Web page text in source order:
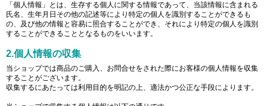
「個人情報」とは、生存する個人に関する情報であって、当該情報に含まれる
氏名、生年月日その他の記述等により特定の個人を識別することができるも
の、及び他の情報と容易に照合することができ、それにより特定の個人を識別
することができることとなるものをいいます。
2.個人情報の収集
当ショップでは商品のご購入、お問合せをされた際にお客様の個人情報を収集
することがございます。
収集するにあたっては利用目的を明記の上、適法かつ公正な手段によります。